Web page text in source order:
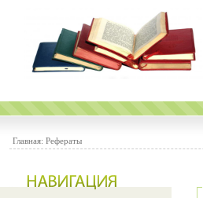
Главная: Рефераты